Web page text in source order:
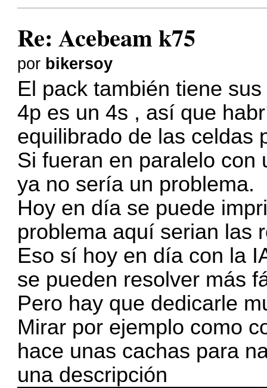
Re: Acebeam k75
por bikersoy
El pack también tiene
4p es un 4s , así que
equilibrado de las celdas
Si fueran en paralelo con
ya no sería un problema.
Hoy en día se puede
problema aquí serian las
Eso sí hoy en día con la
se pueden resolver más
Pero hay que dedicarle
Mirar por ejemplo como
hace unas cachas para
una descripción